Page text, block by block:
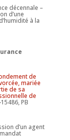
décennale –
d’une
à la
de
mariée
de sa
de
PB
d’un agent